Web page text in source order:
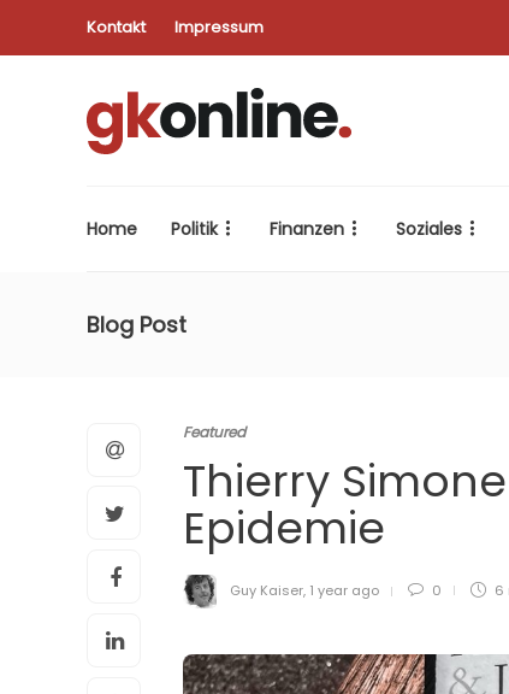
Kontakt Impressum
Home Politik Finanzen Soziales
Blog Post
Featured
Thierry
Epidemie
Guy Kaiser, 1 year ago 0 6